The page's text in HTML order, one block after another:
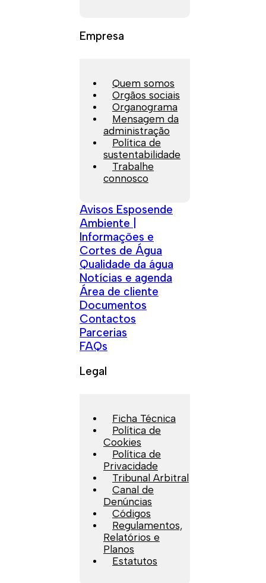
Empresa
Quem somos
Orgãos sociais
Organograma
Mensagem da
administração
Política de
sustentabilidade
Trabalhe
connosco
Avisos Esposende
Ambiente |
Informações e
Cortes de Água
Qualidade da água
Notícias e agenda
Área de cliente
Documentos
Contactos
Parcerias
FAQs
Legal
Ficha Técnica
Política de
Cookies
Política de
Privacidade
Tribunal Arbitral
Canal de
Denúncias
Códigos
Regulamentos,
Relatórios e
Planos
Estatutos